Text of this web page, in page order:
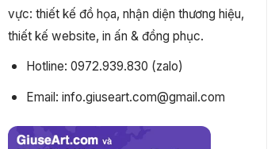
vực: thiết kế đồ họa, nhận diện thương hiệu,
thiết kế website, in ấn & đồng phục.
Hotline: 0972.939.830 (zalo)
Email: info.giuseart.com@gmail.com